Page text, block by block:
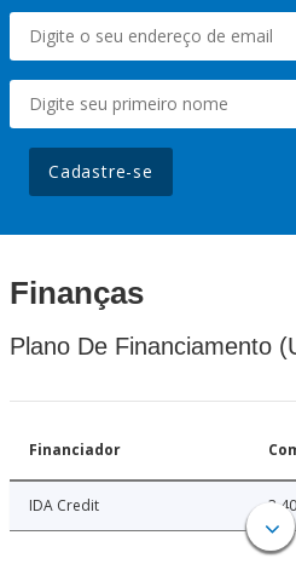
Cadastre-se
Finanças
Plano De Financiamento
Financiador
IDA Credit 3.40